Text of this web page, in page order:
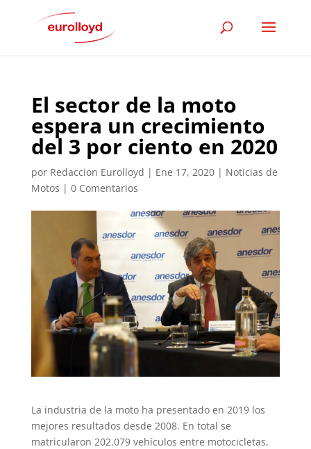
El sector de la moto
espera un crecimiento
del 3 por ciento en 2020
por Redaccion Eurolloyd | Ene 17, 2020| Noticias de
Motos | 0 Comentarios
La industria de la moto ha presentado en 2019 los
mejores resultados desde 2008. En total se
matricularon 202.079 vehículos entre motocicletas,